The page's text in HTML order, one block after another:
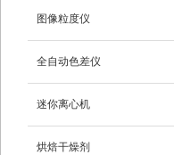
图像粒度仪
全自动色差仪
迷你离心机
烘焙干燥剂